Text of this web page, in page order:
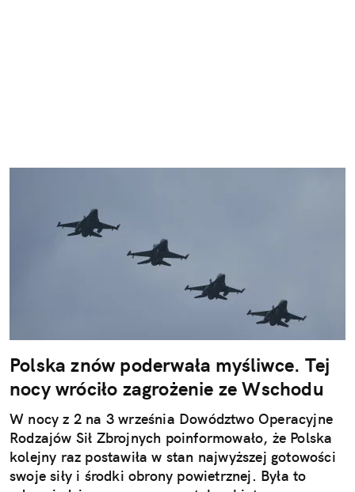
Polska znów poderwała myśliwce. Tej
nocy wróciło zagrożenie ze Wschodu
W nocy z 2 na 3 września Dowództwo Operacyjne
Rodzajów Sił Zbrojnych poinformowało, że Polska
kolejny raz postawiła w stan najwyższej gotowości
swoje siły i środki obrony powietrznej. Była to